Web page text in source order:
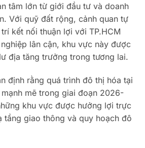
tâm lớn từ giới đầu tư và doanh
Với quỹ đất rộng, cảnh quan tự
kết nối thuận lợi với TP.HCM
lân cận, khu vực này được
địa tăng trưởng trong tương lai.
định rằng quá trình đô thị hóa tại
mẽ trong giai đoạn 2026-
khu vực được hưởng lợi trực
tầng giao thông và quy hoạch đô